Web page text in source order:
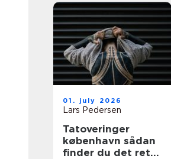
01. july 2026
Lars Pedersen
Tatoveringer
københavn sådan
finder du det rette